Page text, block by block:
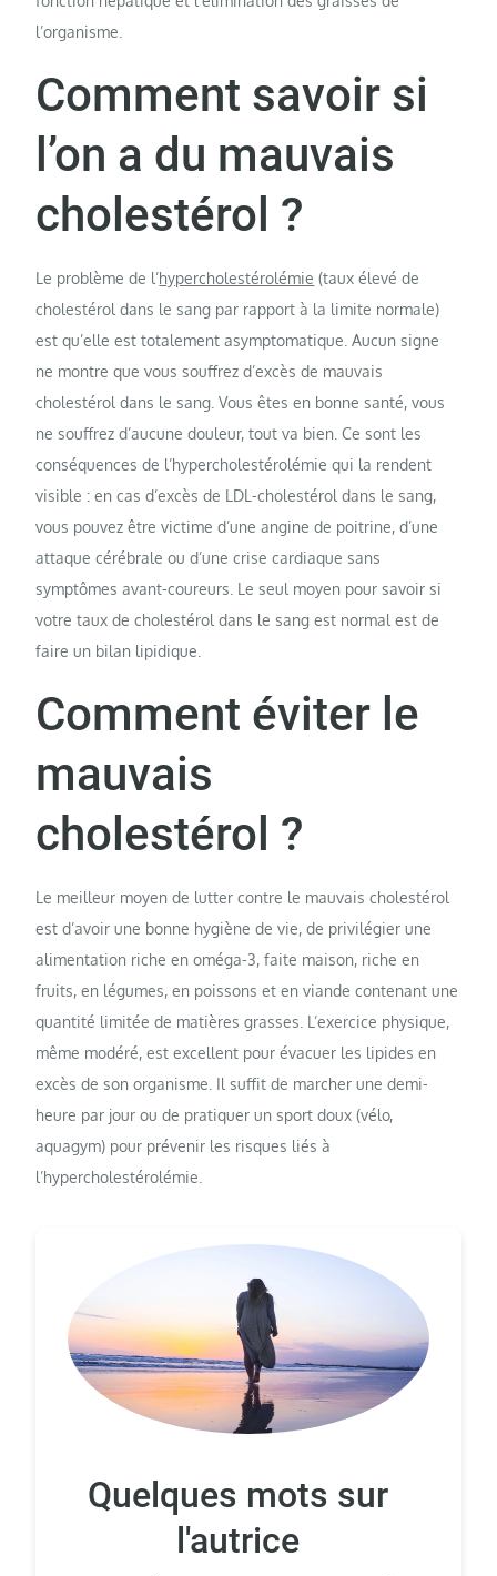
l’organisme.
Comment savoir si
l’on a du mauvais
cholestérol ?
Le problème de l’hypercholestérolémie (taux élevé de
cholestérol dans le sang par rapport à la limite normale)
est qu’elle est totalement asymptomatique. Aucun signe
ne montre que vous souffrez d’excès de mauvais
cholestérol dans le sang. Vous êtes en bonne santé, vous
ne souffrez d’aucune douleur, tout va bien. Ce sont les
conséquences de l’hypercholestérolémie qui la rendent
visible : en cas d’excès de LDL-cholestérol dans le sang,
vous pouvez être victime d’une angine de poitrine, d’une
attaque cérébrale ou d’une crise cardiaque sans
symptômes avant-coureurs. Le seul moyen pour savoir si
votre taux de cholestérol dans le sang est normal est de
faire un bilan lipidique.
Comment éviter le
mauvais
cholestérol ?
Le meilleur moyen de lutter contre le mauvais cholestérol
est d’avoir une bonne hygiène de vie, de privilégier une
alimentation riche en oméga-3, faite maison, riche en
fruits, en légumes, en poissons et en viande contenant une
quantité limitée de matières grasses. L’exercice physique,
même modéré, est excellent pour évacuer les lipides en
excès de son organisme. Il suffit de marcher une demi-
heure par jour ou de pratiquer un sport doux (vélo,
aquagym) pour prévenir les risques liés à
l’hypercholestérolémie.
Quelques mots sur
l'autrice